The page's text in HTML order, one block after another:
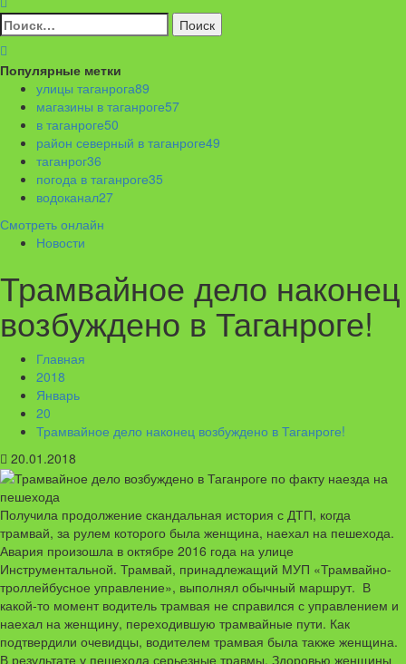
Найти:
Популярные метки
улицы таганрога89
магазины в таганроге57
в таганроге50
район северный в таганроге49
таганрог36
погода в таганроге35
водоканал27
Смотреть онлайн
Новости
Трамвайное дело наконец
возбуждено в Таганроге!
Главная
2018
Январь
20
Трамвайное дело наконец возбуждено в Таганроге!
20.01.2018
Получила продолжение скандальная история с ДТП, когда
трамвай, за рулем которого была женщина, наехал на пешехода.
Авария произошла в октябре 2016 года на улице
Инструментальной. Трамвай, принадлежащий МУП «Трамвайно-
троллейбусное управление», выполнял обычный маршрут. В
какой-то момент водитель трамвая не справился с управлением и
наехал на женщину, переходившую трамвайные пути. Как
подтвердили очевидцы, водителем трамвая была также женщина.
В результате у пешехода серьезные травмы. Здоровью женщины